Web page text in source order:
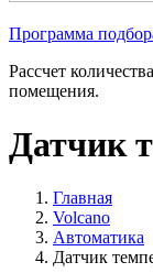
Программа
Рассчет
помещения.
Датчик
Главная
Volcano
Автоматика
Датчик